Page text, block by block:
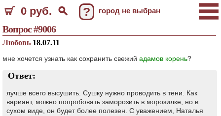
0 руб. ? город не выбран
Вопрос #9006
Любовь 18.07.11
мне хочется узнать как сохранить свежий адамов корень?
Ответ:
лучше всего высушить. Сушку нужно проводить в тени. Как
вариант, можно попробовать заморозить в морозилке, но в
сухом виде, он будет более полезен. С уважением, Наталья